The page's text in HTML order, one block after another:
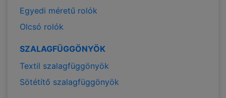
Egyedi méretű rolók
Olcsó rolók
SZALAGFÜGGÖNYÖK
Textil szalagfüggönyök
Sötétítő szalagfüggönyök